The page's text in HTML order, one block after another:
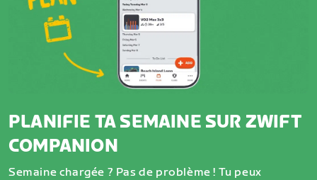
PLANIFIE TA SEMAINE SUR ZWIFT
COMPANION
Semaine chargée ? Pas de problème ! Tu peux